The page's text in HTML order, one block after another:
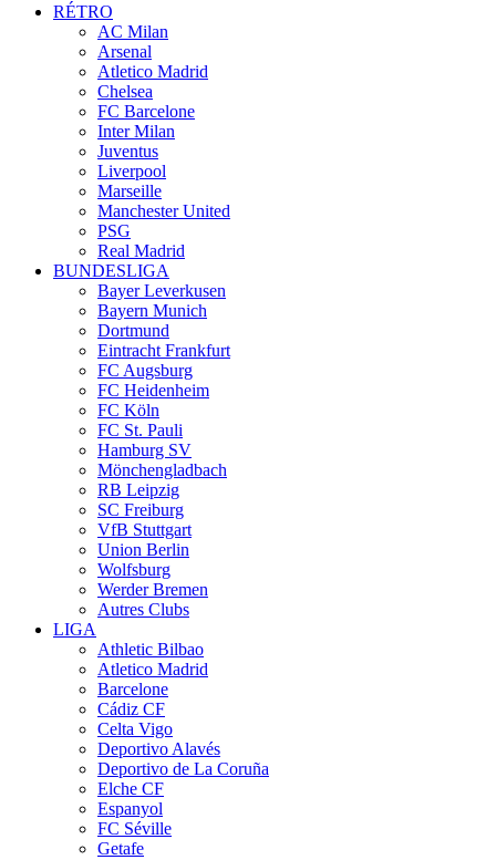
RÉTRO
AC Milan
Arsenal
Atletico Madrid
Chelsea
FC Barcelone
Inter Milan
Juventus
Liverpool
Marseille
Manchester United
PSG
Real Madrid
BUNDESLIGA
Bayer Leverkusen
Bayern Munich
Dortmund
Eintracht Frankfurt
FC Augsburg
FC Heidenheim
FC Köln
FC St. Pauli
Hamburg SV
Mönchengladbach
RB Leipzig
SC Freiburg
VfB Stuttgart
Union Berlin
Wolfsburg
Werder Bremen
Autres Clubs
LIGA
Athletic Bilbao
Atletico Madrid
Barcelone
Cádiz CF
Celta Vigo
Deportivo Alavés
Deportivo de La Coruña
Elche CF
Espanyol
FC Séville
Getafe